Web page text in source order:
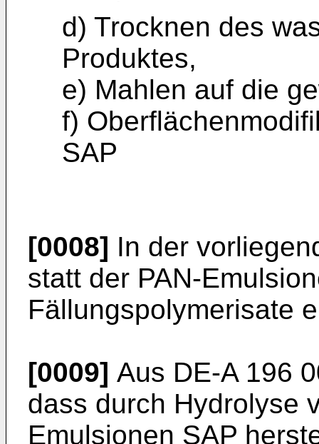
d) Trocknen des
Produktes,
e) Mahlen auf die
f)
SAP
[0008] In der
statt der PAN-
Fällungspolymerisate
[0009] Aus DE-A 196
dass durch Hydrolyse
Emulsionen SAP